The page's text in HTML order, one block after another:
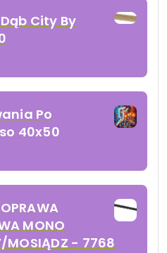
City By
Po
40x50
MONO
MOSIĄDZ - 7768